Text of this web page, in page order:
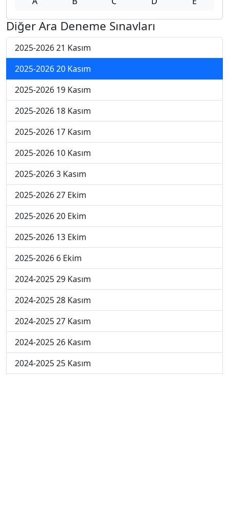
Diğer Ara Deneme Sınavları
2025-2026 21 Kasım
2025-2026 20 Kasım
2025-2026 19 Kasım
2025-2026 18 Kasım
2025-2026 17 Kasım
2025-2026 10 Kasım
2025-2026 3 Kasım
2025-2026 27 Ekim
2025-2026 20 Ekim
2025-2026 13 Ekim
2025-2026 6 Ekim
2024-2025 29 Kasım
2024-2025 28 Kasım
2024-2025 27 Kasım
2024-2025 26 Kasım
2024-2025 25 Kasım